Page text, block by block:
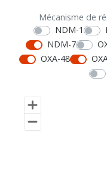
Mécanisme de
NDM-1
NDM-7
OXA-48